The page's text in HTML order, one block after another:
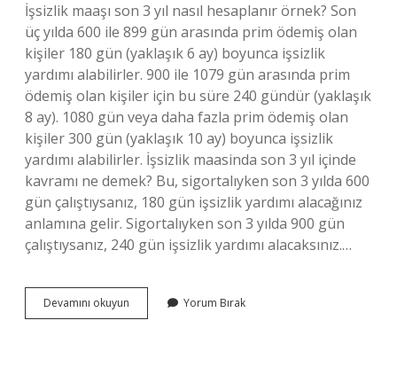
İşsizlik maaşı son 3 yıl nasıl hesaplanır örnek? Son
üç yılda 600 ile 899 gün arasında prim ödemiş olan
kişiler 180 gün (yaklaşık 6 ay) boyunca işsizlik
yardımı alabilirler. 900 ile 1079 gün arasında prim
ödemiş olan kişiler için bu süre 240 gündür (yaklaşık
8 ay). 1080 gün veya daha fazla prim ödemiş olan
kişiler 300 gün (yaklaşık 10 ay) boyunca işsizlik
yardımı alabilirler. İşsizlik maasinda son 3 yıl içinde
kavramı ne demek? Bu, sigortalıyken son 3 yılda 600
gün çalıştıysanız, 180 gün işsizlik yardımı alacağınız
anlamına gelir. Sigortalıyken son 3 yılda 900 gün
çalıştıysanız, 240 gün işsizlik yardımı alacaksınız.…
Devamını okuyun
Maaşı
Yorum Bırak